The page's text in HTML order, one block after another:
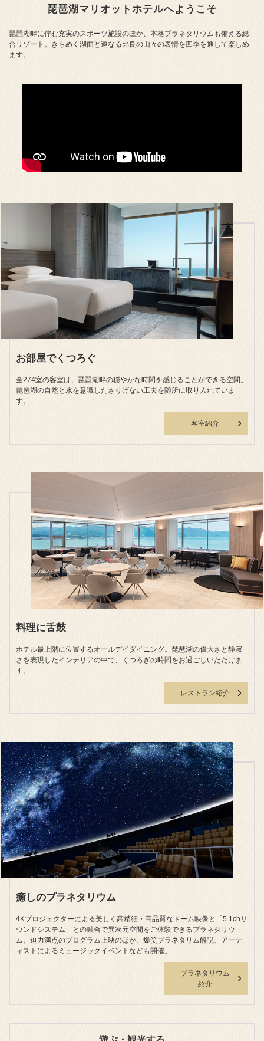
琵琶湖マリオットホテルへようこそ
琵琶湖畔に佇む充実のスポーツ施設のほか、本格プラネタリウムも備える総
合リゾート。
きらめく湖面と連なる比良の山々の表情を四季を通して楽しめ
ます。
お部屋でくつろぐ
全274室の客室は、琵琶湖畔の穏やかな時間を感じることができる空間。
琵琶湖の自然と水を意識したさりげない工夫を随所に取り入れていま
す。
客室紹介
料理に舌鼓
ホテル最上階に位置するオールデイダイニング。琵琶湖の偉大さと静寂
さを表現したインテリアの中で、くつろぎの時間をお過ごしいただけま
す。
レストラン紹介
癒しのプラネタリウム
4Kプロジェクターによる美しく高精細・高品質なドーム映像と「5.1chサ
ウンドシステム」との融合で異次元空間をご体験できるプラネタリウ
ム。迫力満点のプログラム上映のほか、爆笑プラネタリム解説、アーテ
ィストによるミュージックイベントなども開催。
プラネタリウム
紹介